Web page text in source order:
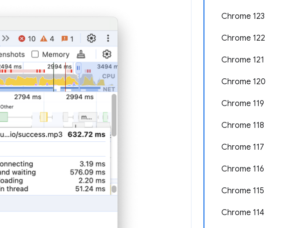
Chrome 123
Chrome 122
Chrome 121
Chrome 120
Chrome 119
Chrome 118
Chrome 117
Chrome 116
Chrome 115
Chrome 114